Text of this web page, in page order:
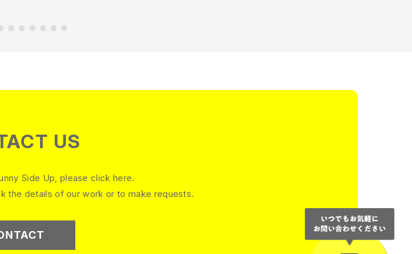
US
Side Up, please click here.
the details of our work or to make requests.